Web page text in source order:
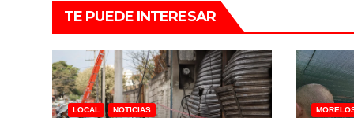
TE PUEDE INTERESAR
LOCAL NOTICIAS